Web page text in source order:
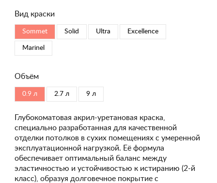
Вид краски
Sommet Solid Ultra Excellence
Marinel
Объём
0.9 л 2.7 л 9 л
Глубокоматовая акрил-уретановая краска,
специально разработанная для качественной
отделки потолков в сухих помещениях с умеренной
эксплуатационной нагрузкой. Её формула
обеспечивает оптимальный баланс между
эластичностью и устойчивостью к истиранию (2-й
класс), образуя долговечное покрытие с